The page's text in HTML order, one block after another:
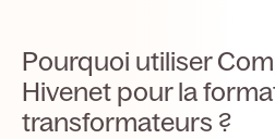
Pourquoi utiliser
Hivenet pour la
transformateurs ?